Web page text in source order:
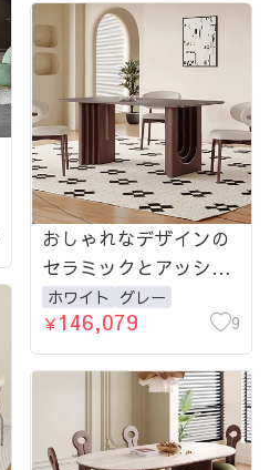
おしゃれなデザインの
セラミックとアッシュ
材テーブル | 上質なイ
ンテリアを自宅に fjx-
2631-table
ホワイト グレー
￥146,079 9